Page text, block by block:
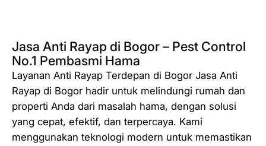
Jasa Anti Rayap di Bogor – Pest Control
No.1 Pembasmi Hama
Layanan Anti Rayap Terdepan di Bogor Jasa Anti
Rayap di Bogor hadir untuk melindungi rumah dan
properti Anda dari masalah hama, dengan solusi
yang cepat, efektif, dan terpercaya. Kami
menggunakan teknologi modern untuk memastikan